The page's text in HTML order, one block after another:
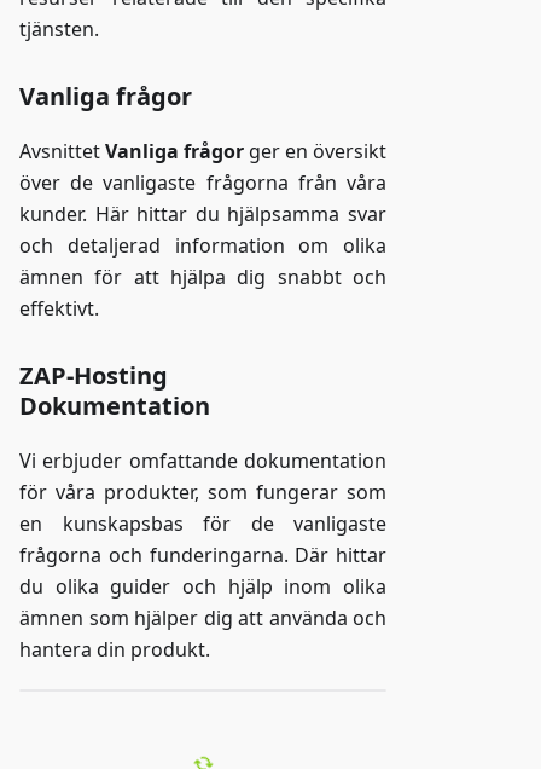
tjänsten.
Vanliga frågor
AvsnittetVanliga frågor ger en översikt
över de vanligaste frågorna från våra
kunder. Här hittar du hjälpsamma svar
och detaljerad information om olika
ämnen för att hjälpa dig snabbt och
effektivt.
ZAP-Hosting
Dokumentation
Vi erbjuder omfattande dokumentation
för våra produkter, som fungerar som
en kunskapsbas för de vanligaste
frågorna och funderingarna. Där hittar
du olika guider och hjälp inom olika
ämnen som hjälper dig att använda och
hantera din produkt.